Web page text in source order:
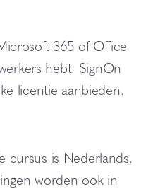
365 of Office
hebt. SignOn
licentie aanbieden.
cursus is Nederlands.
worden ook in